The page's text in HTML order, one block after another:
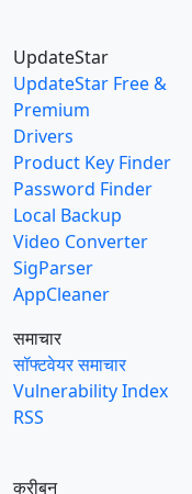
UpdateStar
UpdateStar Free &
Premium
Drivers
Product Key Finder
Password Finder
Local Backup
Video Converter
SigParser
AppCleaner
समाचार
सॉफ्टवेयर समाचार
Vulnerability Index
RSS
करीबन